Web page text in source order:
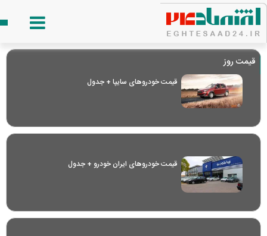
قیمت روز
قیمت خودرو‌های سایپا + جدول
قیمت خودرو‌های ایران خودرو + جدول